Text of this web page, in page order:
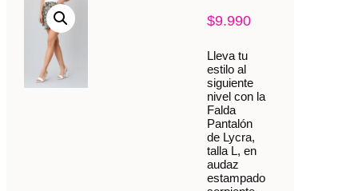
$9.990
Lleva tu
estilo al
siguiente
nivel con la
Falda
Pantalón
de Lycra,
talla L, en
audaz
estampado